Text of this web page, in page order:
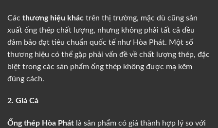
Các thương hiệu khác trên thị trường, mặc dù cũng sản
xuất ống thép chất lượng, nhưng không phải tất cả đều
đảm bảo đạt tiêu chuẩn quốc tế như Hòa Phát. Một số
thương hiệu có thể gặp phải vấn đề về chất lượng thép, đặc
biệt trong các sản phẩm ống thép không được mạ kẽm
đúng cách.
2. Giá Cả
Ống thép Hòa Phát là sản phẩm có giá thành hợp lý so với